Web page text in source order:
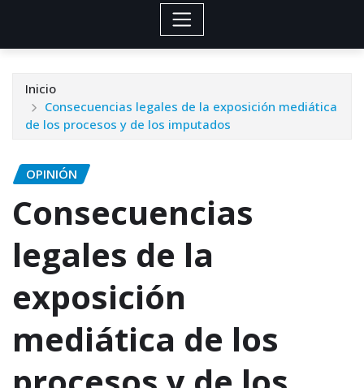
Inicio
Consecuencias legales de la exposición mediática
de los procesos y de los imputados
OPINIÓN
Consecuencias
legales de la
exposición
mediática de los